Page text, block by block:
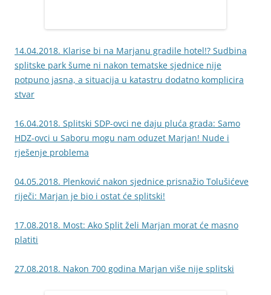
14.04.2018. Klarise bi na Marjanu gradile hotel!? Sudbina
splitske park šume ni nakon tematske sjednice nije
potpuno jasna, a situacija u katastru dodatno komplicira
stvar
16.04.2018. Splitski SDP-ovci ne daju pluća grada: Samo
HDZ-ovci u Saboru mogu nam oduzet Marjan! Nude i
rješenje problema
04.05.2018. Plenković nakon sjednice prisnažio Tolušićeve
riječi: Marjan je bio i ostat će splitski!
17.08.2018. Most: Ako Split želi Marjan morat će masno
platiti
27.08.2018. Nakon 700 godina Marjan više nije splitski